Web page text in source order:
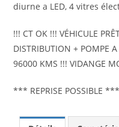
!!! CT OK !!! VÉHICULE
96000 KMS !!! VIDANGE
*** REPRISE POSSIBLE